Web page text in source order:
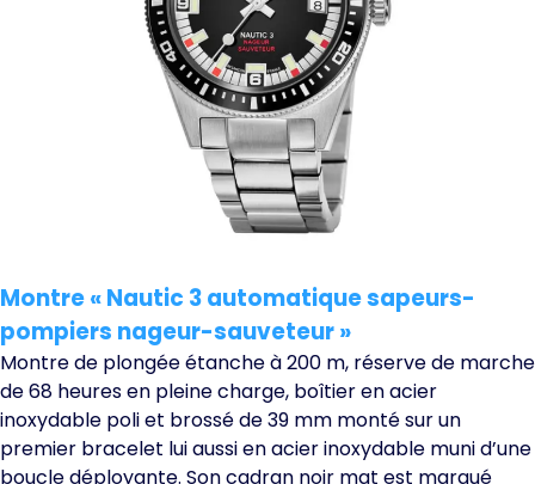
Montre « Nautic 3 automatique sapeurs-
pompiers nageur-sauveteur »
Montre de plongée étanche à 200 m, réserve de marche
de 68 heures en pleine charge, boîtier en acier
inoxydable poli et brossé de 39 mm monté sur un
premier bracelet lui aussi en acier inoxydable muni d’une
boucle déployante. Son cadran noir mat est marqué